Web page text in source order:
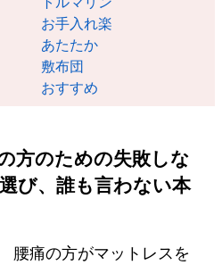
お手入れ楽
あたたか
敷布団
おすすめ
方のための失敗しな
び、誰も言わない本
腰痛の方がマットレスを